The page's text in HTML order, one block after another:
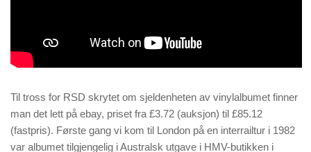
Til tross for RSD skrytet om sjeldenheten av vinylalbumet finner
man det lett på ebay, priset fra £3.72 (auksjon) til £85.12
(fastpris). Første gang vi kom til London på en interrailtur i 1982
var albumet tilgjengelig i Australsk utgave i HMV-butikken i